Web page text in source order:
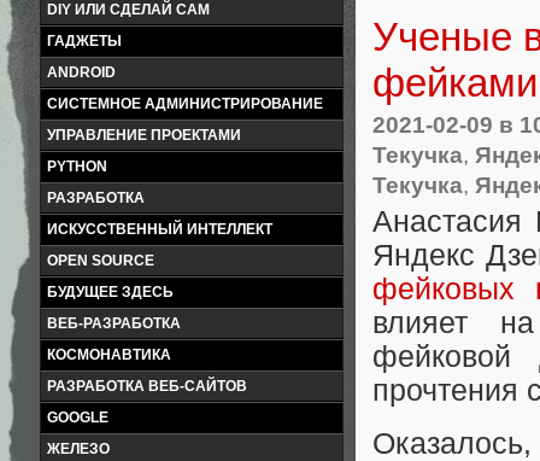
DIY ИЛИ СДЕЛАЙ САМ
ГАДЖЕТЫ
ANDROID
СИСТЕМНОЕ АДМИНИСТРИРОВАНИЕ
УПРАВЛЕНИЕ ПРОЕКТАМИ
PYTHON
РАЗРАБОТКА
ИСКУССТВЕННЫЙ ИНТЕЛЛЕКТ
OPEN SOURCE
БУДУЩЕЕ ЗДЕСЬ
ВЕБ-РАЗРАБОТКА
КОСМОНАВТИКА
РАЗРАБОТКА ВЕБ-САЙТОВ
GOOGLE
ЖЕЛЕЗО
Ученые
фейками
2021-02-09 в
Текучка,
Текучка,
Анастасия
Яндекс
фейковых
влияет
фейковой
прочтения
Оказалось,